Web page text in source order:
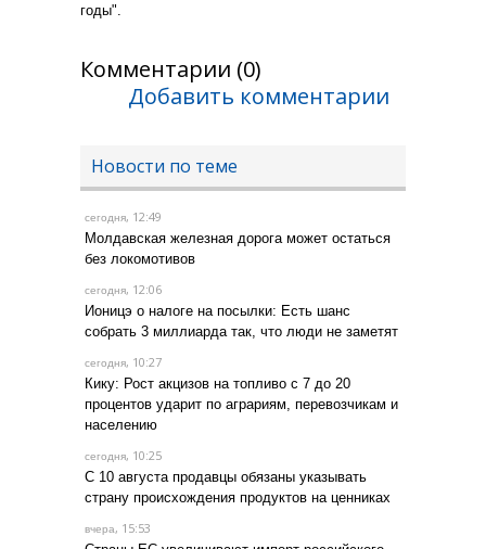
годы".
Комментарии (0)
Добавить комментарии
Новости по теме
сегодня, 12:49
Молдавская железная дорога может остаться
без локомотивов
сегодня, 12:06
Ионицэ о налоге на посылки: Есть шанс
собрать 3 миллиарда так, что люди не заметят
сегодня, 10:27
Кику: Рост акцизов на топливо с 7 до 20
процентов ударит по аграриям, перевозчикам и
населению
сегодня, 10:25
С 10 августа продавцы обязаны указывать
страну происхождения продуктов на ценниках
вчера, 15:53